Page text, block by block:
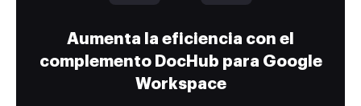
Aumenta la eficiencia con el
complemento DocHub para Google
Workspace